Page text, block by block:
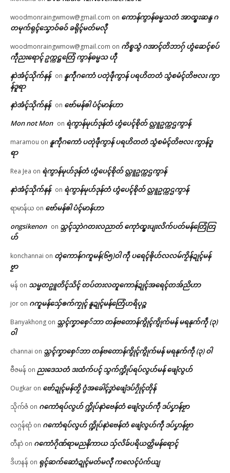
woodmonraingwmow@gmail.com on ကောန်ကွာန်ဓမ္မသတံ အာထ္ၜးဆန္ဒ ဂ
တမုက်ရုၚ်သၞောဝ်ဓဝ် ခရိုၚ်မတ်မလီု
woodmonraingwmow@gmail.com on ကိစ္စသွံ ဂအာၚ်တိဘာဂှ် ဟွံဆေၚ်စပ်
ကဵုညးရောၚ် ဥက္ကဋ္ဌတြေံ ကွာန်ဓမ္မသ ဟီု
နာဲအံၚ်သိုက်နန် on နူကဵုဂကောံ ပတုဲဖဵုကွာန် ပရဟိတတံ သွံစမံၚ်တိဗလး ကွာ
န်ဒူရာ
နာဲအံၚ်သိုက်နန် on ဗော်မန်ၜါ ပံၚ်မာန်ဟာ
Mon not Mon on ရဲကွာန်မုဟ်ဒုန်တံ ဟွံပေၚ်စိုတ် လ္တူဥက္ကဌကွာန်
maramou on နူကဵုဂကောံ ပတုဲဖဵုကွာန် ပရဟိတတံ သွံစမံၚ်တိဗလး ကွာန်ဒူ
ရာ
Rea Jea on ရဲကွာန်မုဟ်ဒုန်တံ ဟွံပေၚ်စိုတ် လ္တူဥက္ကဌကွာန်
နာဲအံၚ်သိုက်နန် on ရဲကွာန်မုဟ်ဒုန်တံ ဟွံပေၚ်စိုတ် လ္တူဥက္ကဌကွာန်
ရာမာန်ယ on ဗော်မန်ၜါ ပံၚ်မာန်ဟာ
ongsikenon on သ္ဘၚ်သၠာဲဂတးလညာတ် ကေုာံထ္ၜးပျးလိက်ပတ်မန်တြေံတြ
ဟ်
konchannai on တ္ၚဲကောန်ဂကူမန်(၆၅)ဝါ ကဵု ပရေၚ်ၜိုဟ်လလမ်ကၟိန်ဍုၚ်မန်
ဗၟာ
မန် on သမ္မတဥူတိၚ်သိၚ် တပ်တးလတူကောန်ဍုၚ်အရေၚ်တအ်ညိဟာ
jor on ဂကူမန်​သှ်ေၜက်ကၠုၚ် နူဍုၚ်မန်တြေံဟရိပုဉ္ဇ
Banyakhong on သ္ဘၚ်ကၞာစှေ်ဘာ တန်ဗတောန်ကွိုၚ်ကွိုက်မန် မရနုက်ကဵု (၃)
ဝါ
channai on သ္ဘၚ်ကၞာစှေ်ဘာ တန်ဗတောန်ကွိုၚ်ကွိုက်မန် မရနုက်ကဵု (၃) ဝါ
ဗီဇမန် on ညးဒေသတံ ဒးထံက်ပၚ် သွက်က္ဍိုပ်ရပ်လွဟ်မန် ဖျေံလွဟ်
Ougkar on ဗော်ဍုၚ်မန်တၟိ ဂွံအခေါၚ်ဒၞာဲဖျေံဒပ်ဂၠိုၚ်တိုန်
သိုက်ဇံ on ဂကောံရပ်လွဟ် က္ဍိုပ်နာဲဗေန်တံ ဖျေံလွဟ်ကဵု ဒပ်ပၞာန်ဗၟာ
လဂ္ဂန်ရာံ on ဂကောံရပ်လွဟ် က္ဍိုပ်နာဲဗေန်တံ ဖျေံလွဟ်ကဵု ဒပ်ပၞာန်ဗၟာ
တီနာဲ on ဂကောံဂိုဏ်ရာမညနိကာယ သှ်လိခ်ပရိယတ္တိမန်ရောၚ်
ဒိဟနန် on ရုၚ်ဆက်ဆောံဍုၚ်မတ်မလီု ကလေၚ်ပံက်ယျ